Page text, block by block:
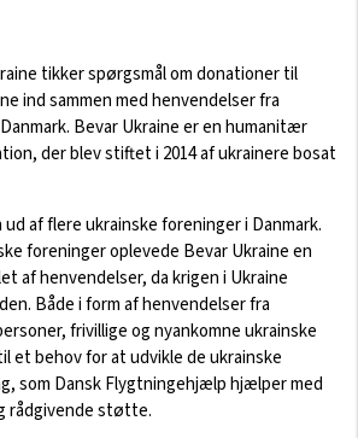
tikker spørgsmål om donationer til
ind sammen med henvendelser fra
Bevar Ukraine er en humanitær
der blev stiftet i 2014 af ukrainere bosat
af flere ukrainske foreninger i Danmark.
foreninger oplevede Bevar Ukraine en
af henvendelser, da krigen i Ukraine
Både i form af henvendelser fra
frivillige og nyankomne ukrainske
et behov for at udvikle de ukrainske
som Dansk Flygtningehjælp hjælper med
rådgivende støtte.